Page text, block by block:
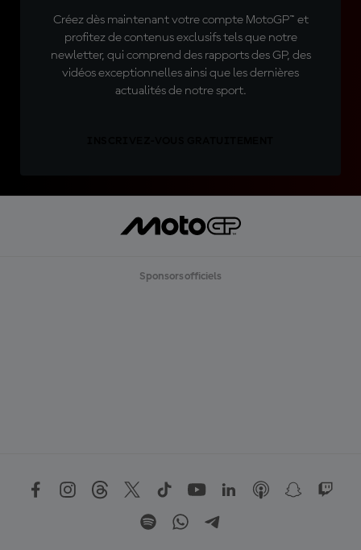
Créez dès maintenant votre compte MotoGP™ et
profitez de contenus exclusifs tels que notre
newletter, qui comprend des rapports des GP, des
vidéos exceptionnelles ainsi que les dernières
actualités de notre sport.
Sponsors officiels